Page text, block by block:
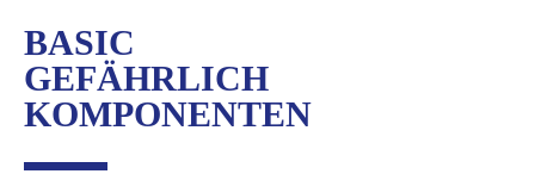
BASIC
GEFÄHRLICH
KOMPONENTEN